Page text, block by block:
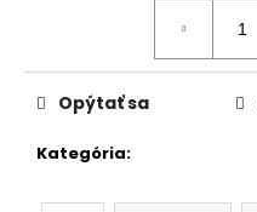
Kategória:
Opýtať sa